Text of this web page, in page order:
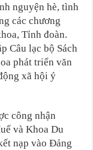
nguyện hè, tình
các chương
Tỉnh đoàn.
Câu lạc bộ Sách
phát triển văn
xã hội ý
công nhận
và Khoa Du
nạp vào Đảng